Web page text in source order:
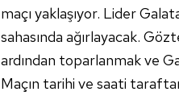
maçı yaklaşıyor. Lider
sahasında ağırlayacak.
ardından toparlanmak ve
Maçın tarihi ve saati